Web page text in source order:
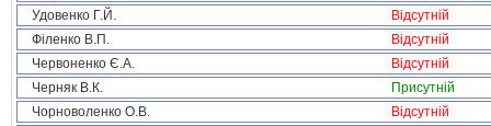
Удовенко Г.Й.
Відсутній
Філенко В.П.
Відсутній
Червоненко Є.А.
Відсутній
Черняк В.К.
Присутній
Чорноволенко О.В.
Відсутній